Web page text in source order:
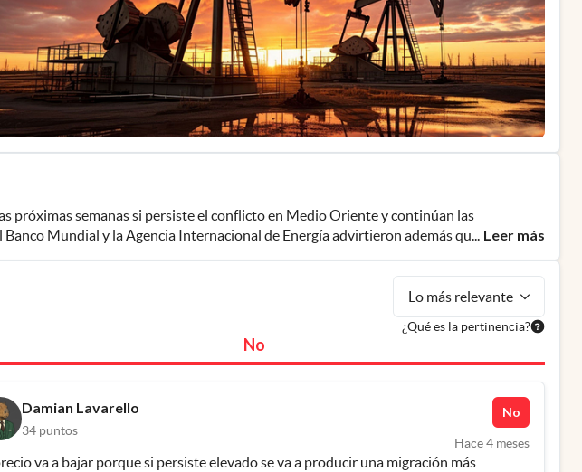
próximas semanas si persiste el conflicto en Medio Oriente y continúan las
Mundial y la Agencia Internacional de Energía advirtieron además que el
... Leer más
Lo más relevante
¿Qué es la pertinencia?
No
Damian Lavarello
34 puntos
No
Hace 4 meses
va a bajar porque si persiste elevado se va a producir una migración más